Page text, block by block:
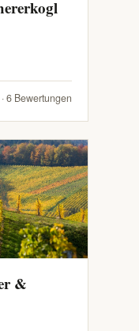
6 Bewertungen
&